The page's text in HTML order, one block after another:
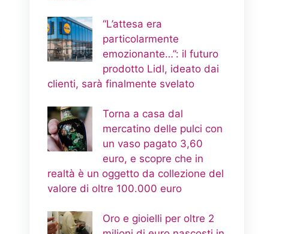
“L’attesa era
particolarmente
emozionante…”: il futuro
prodotto Lidl, ideato dai
clienti, sarà finalmente svelato
Torna a casa dal
mercatino delle pulci con
un vaso pagato 3,60
euro, e scopre che in
realtà è un oggetto da collezione del
valore di oltre 100.000 euro
Oro e gioielli per oltre 2